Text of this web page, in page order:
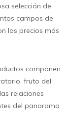
selección de
campos de
los precios más
componen
fruto del
relaciones
del panorama